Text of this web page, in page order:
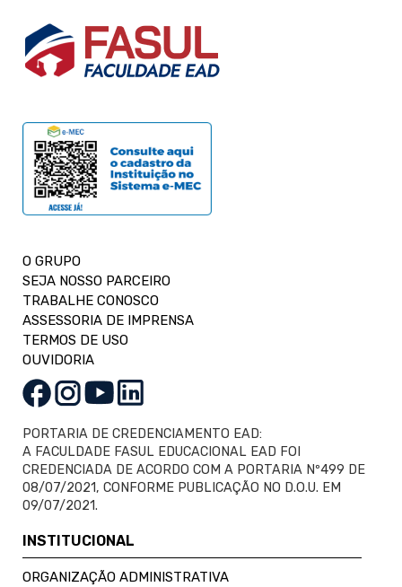
O GRUPO
SEJA NOSSO PARCEIRO
TRABALHE CONOSCO
ASSESSORIA DE IMPRENSA
TERMOS DE USO
OUVIDORIA
PORTARIA DE CREDENCIAMENTO EAD:
A FACULDADE FASUL EDUCACIONAL EAD FOI
CREDENCIADA DE ACORDO COM A PORTARIA Nº499 DE
08/07/2021, CONFORME PUBLICAÇÃO NO D.O.U. EM
09/07/2021.
INSTITUCIONAL
ORGANIZAÇÃO ADMINISTRATIVA